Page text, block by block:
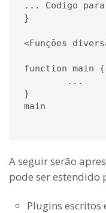
... Codigo
}
<Funções
function main {
}
main
A seguir serão
pode ser estendido
Plugins escritos